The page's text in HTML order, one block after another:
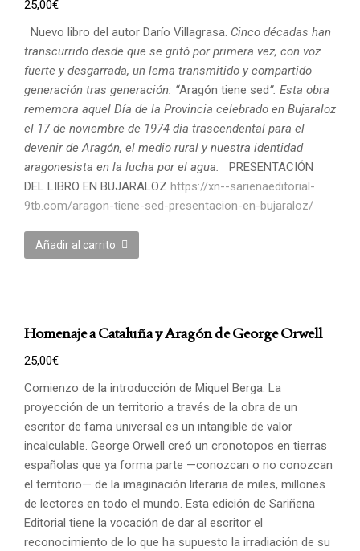
25,00€
Nuevo libro del autor Darío Villagrasa. Cinco décadas han
transcurrido desde que se gritó por primera vez, con voz
fuerte y desgarrada, un lema transmitido y compartido
generación tras generación: “Aragón tiene sed”. Esta obra
rememora aquel Día de la Provincia celebrado en Bujaraloz
el 17 de noviembre de 1974 día trascendental para el
devenir de Aragón, el medio rural y nuestra identidad
aragonesista en la lucha por el agua.
PRESENTACIÓN
DEL LIBRO EN BUJARALOZ https://xn--sarienaeditorial-
9tb.com/aragon-tiene-sed-presentacion-en-bujaraloz/
Añadir al carrito
Homenaje a Cataluña y Aragón de George Orwell
25,00€
Comienzo de la introducción de Miquel Berga: La
proyección de un territorio a través de la obra de un
escritor de fama universal es un intangible de valor
incalculable. George Orwell creó un cronotopos en tierras
españolas que ya forma parte —conozcan o no conozcan
el territorio— de la imaginación literaria de miles, millones
de lectores en todo el mundo. Esta edición de Sariñena
Editorial tiene la vocación de dar al escritor el
reconocimiento de lo que ha supuesto la irradiación de su